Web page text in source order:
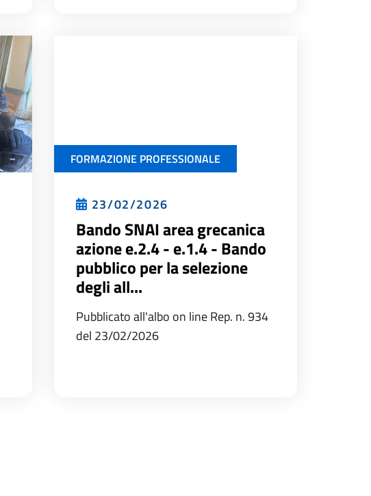
FORMAZIONE PROFESSIONALE
23/02/2026
Bando SNAI area grecanica
azione e.2.4 - e.1.4 - Bando
pubblico per la selezione
degli all...
Pubblicato all'albo on line Rep. n. 934
del 23/02/2026